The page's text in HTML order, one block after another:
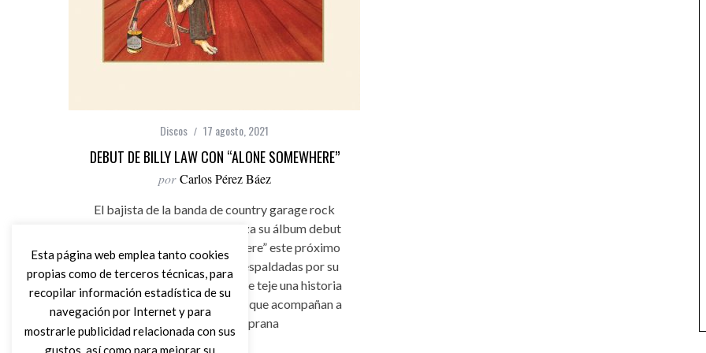
Discos 17 agosto, 2021
DEBUT DE BILLY LAW CON “ALONE SOMEWHERE”
por Carlos Pérez Báez
El bajista de la banda de country garage rock
Ottoman Turks, Billy Law lanza su álbum debut
como solista, “Alone Somewhere” este próximo
20 de agosto. 10 canciones respaldadas por su
banda, los Baby Boys, en la que teje una historia
que toca muchos de los temas que acompañan a
la edad adulta temprana
Esta página web emplea tanto cookies
propias como de terceros técnicas, para
recopilar información estadística de su
navegación por Internet y para
mostrarle publicidad relacionada con sus
gustos, así como para mejorar su